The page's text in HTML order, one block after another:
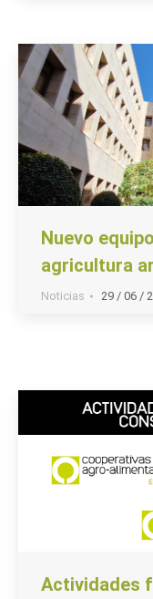
Nuevo
agricultura
Noticias 29 / 06 /
Actividades